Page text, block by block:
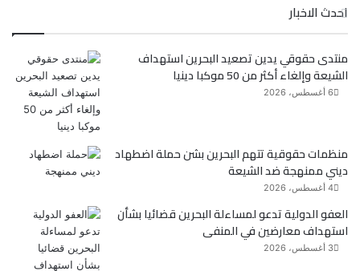
ب
ت
احدث الاخبار
منتدى حقوقي يدين تصعيد البحرين استهداف
الشيعة وإلغاء أكثر من 50 موكبا دينيا
6 أغسطس، 2026
منظمات حقوقية تتهم البحرين بشن حملة اضطهاد
ديني ممنهجة ضد الشيعة
4 أغسطس، 2026
العفو الدولية تدعو لمساءلة البحرين قضائيا بشأن
استهداف معارضين في المنفى
3 أغسطس، 2026